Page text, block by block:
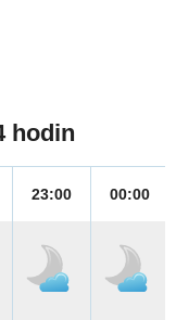
hodin
23:00 00:00